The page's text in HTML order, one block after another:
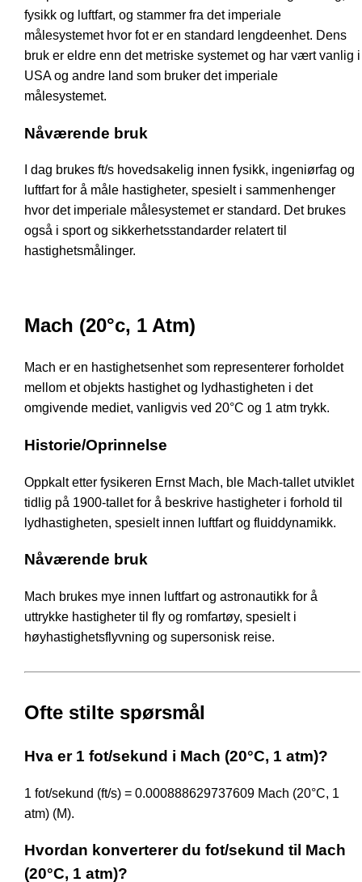
fysikk og luftfart, og stammer fra det imperiale
målesystemet hvor fot er en standard lengdeenhet. Dens
bruk er eldre enn det metriske systemet og har vært vanlig i
USA og andre land som bruker det imperiale
målesystemet.
Nåværende bruk
I dag brukes ft/s hovedsakelig innen fysikk, ingeniørfag og
luftfart for å måle hastigheter, spesielt i sammenhenger
hvor det imperiale målesystemet er standard. Det brukes
også i sport og sikkerhetsstandarder relatert til
hastighetsmålinger.
Mach (20°c, 1 Atm)
Mach er en hastighetsenhet som representerer forholdet
mellom et objekts hastighet og lydhastigheten i det
omgivende mediet, vanligvis ved 20°C og 1 atm trykk.
Historie/Oprinnelse
Oppkalt etter fysikeren Ernst Mach, ble Mach-tallet utviklet
tidlig på 1900-tallet for å beskrive hastigheter i forhold til
lydhastigheten, spesielt innen luftfart og fluiddynamikk.
Nåværende bruk
Mach brukes mye innen luftfart og astronautikk for å
uttrykke hastigheter til fly og romfartøy, spesielt i
høyhastighetsflyvning og supersonisk reise.
Ofte stilte spørsmål
Hva er 1 fot/sekund i Mach (20°C, 1 atm)?
1 fot/sekund (ft/s) = 0.000888629737609 Mach (20°C, 1
atm) (M).
Hvordan konverterer du fot/sekund til Mach
(20°C, 1 atm)?